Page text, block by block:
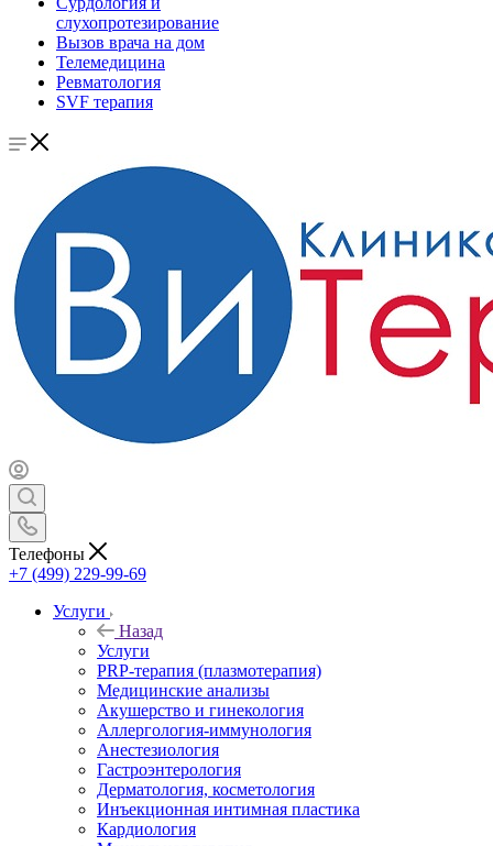
слухопротезирование
Вызов врача на дом
Телемедицина
Ревматология
SVF терапия
Телефоны
+7 (499) 229-99-69
Услуги
Назад
Услуги
PRP-терапия (плазмотерапия)
Медицинские анализы
Акушерство и гинекология
Аллергология-иммунология
Анестезиология
Гастроэнтерология
Дерматология, косметология
Инъекционная интимная пластика
Кардиология